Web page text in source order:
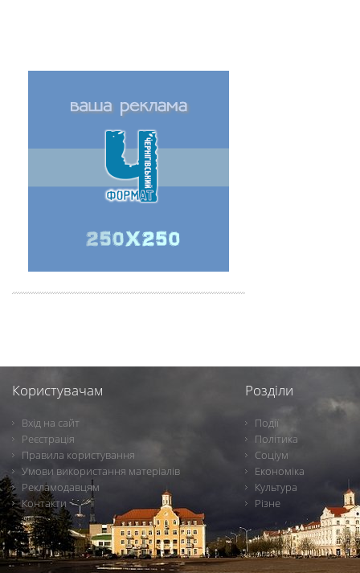
Користувачам
Вхід на сайт
Реєстрація
Правила користування
Умови використання матеріалів
Рекламодавцям
Контакти
Розділи
Події
Політика
Соціум
Економіка
Культура
Різне